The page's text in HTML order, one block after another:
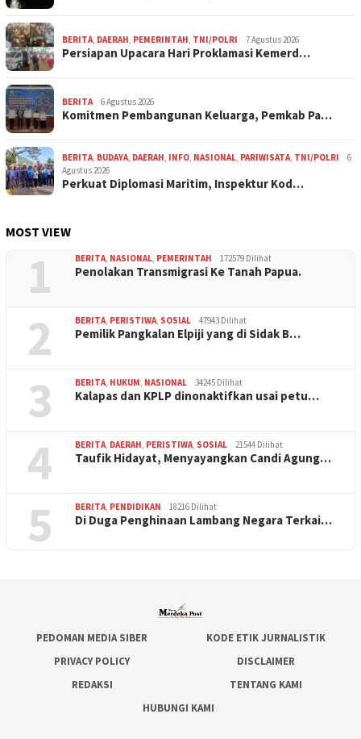
BERITA, DAERAH, PEMERINTAH, TNI/POLRI 7 Agustus 2026
Persiapan Upacara Hari Proklamasi Kemerd…
BERITA 6 Agustus 2026
Komitmen Pembangunan Keluarga, Pemkab Pa…
BERITA, BUDAYA, DAERAH, INFO, NASIONAL, PARIWISATA, TNI/POLRI
6
Agustus 2026
Perkuat Diplomasi Maritim, Inspektur Kod…
MOST VIEW
1 BERITA, NASIONAL, PEMERINTAH 172579 Dilihat
Penolakan Transmigrasi Ke Tanah Papua.
2 BERITA, PERISTIWA, SOSIAL 47943 Dilihat
Pemilik Pangkalan Elpiji yang di Sidak B…
3 BERITA, HUKUM, NASIONAL 34245 Dilihat
Kalapas dan KPLP dinonaktifkan usai petu…
4 BERITA, DAERAH, PERISTIWA, SOSIAL 21544 Dilihat
Taufik Hidayat, Menyayangkan Candi Agung…
5 BERITA, PENDIDIKAN 18216 Dilihat
Di Duga Penghinaan Lambang Negara Terkai…
PEDOMAN MEDIA SIBER
KODE ETIK JURNALISTIK
PRIVACY POLICY
DISCLAIMER
REDAKSI
TENTANG KAMI
HUBUNGI KAMI